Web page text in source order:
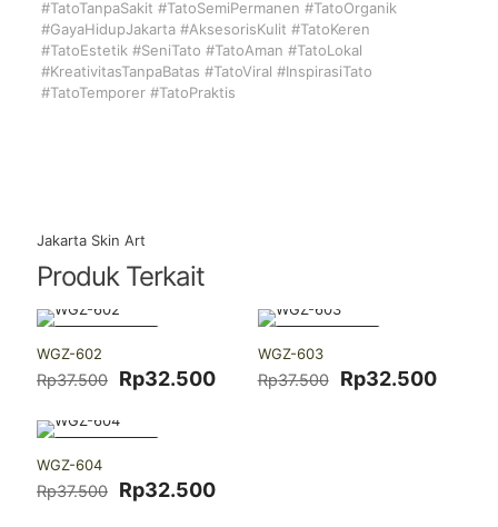
#TatoTanpaSakit #TatoSemiPermanen #TatoOrganik
#GayaHidupJakarta #AksesorisKulit #TatoKeren
#TatoEstetik #SeniTato #TatoAman #TatoLokal
#KreativitasTanpaBatas #TatoViral #InspirasiTato
#TatoTemporer #TatoPraktis
Jakarta Skin Art
Produk Terkait
WGZ-602
Rp37.500
Harga
adalah:
Rp37.500.
Rp32.500Harga
WGZ-603
Rp37.500
Harga
Rp32.500Harga
WGZ-604
Rp37.500
Harga
Rp32.500Harga